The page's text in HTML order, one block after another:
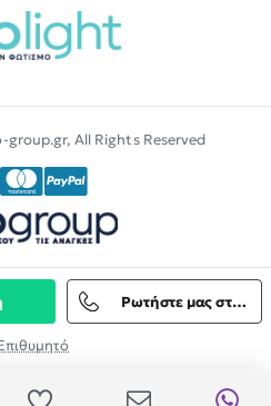
Ρωτήστε μας στο Viber
All Rights Reserved